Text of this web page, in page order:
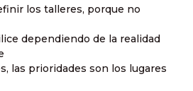
los talleres, porque no
dependiendo de la realidad
las prioridades son los lugares